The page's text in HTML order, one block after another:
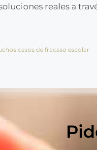
reales a
casos de fracaso escolar